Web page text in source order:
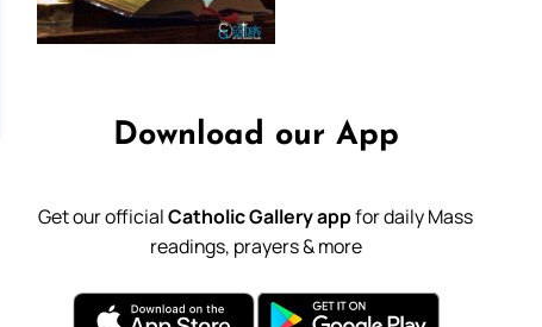
Download our App
Get our officialCatholic Gallery appfor daily Mass
readings, prayers & more